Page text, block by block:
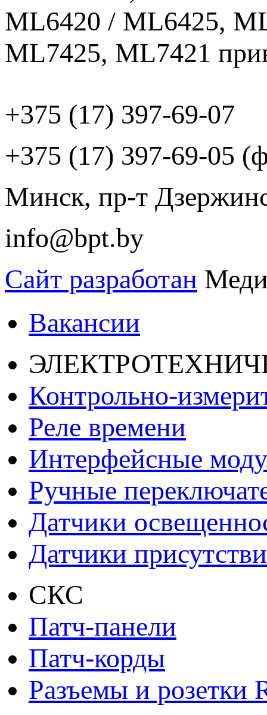
+375 (17) 397-69-07
+375 (17) 397-69-05
Минск, пр-т
info@bpt.by
Сайт разработан
Вакансии
Контрольно-
Реле времени
Интерфейсные
Ручные
Датчики
Датчики
СКС
Патч-панели
Патч-корды
Разъемы и розетки